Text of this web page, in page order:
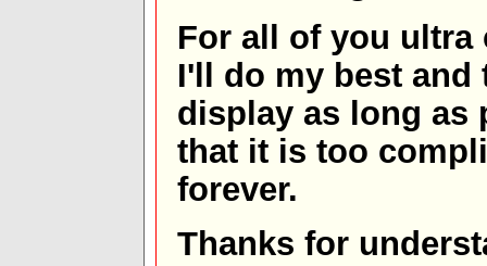
For all of you ultra
I'll do my best and
display as long as
that it is too
forever.
Thanks for